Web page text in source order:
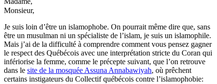
Monsieur,
Je suis loin d’être un islamophobe. On pourrait même dire que, sans
être un musulman ni un spécialiste de l’islam, je suis un islamophile.
Mais j’ai de la difficulté à comprendre comment vous pensez gagner
le respect des Québécois avec une interprétation stricte du Coran qui
infériorise la femme, comme le précepte suivant, que l’on retrouve
dans le site de la mosquée Assuna Annabawiyah, où prêchent
certains instigateurs du Collectif québécois contre l’islamophobie: